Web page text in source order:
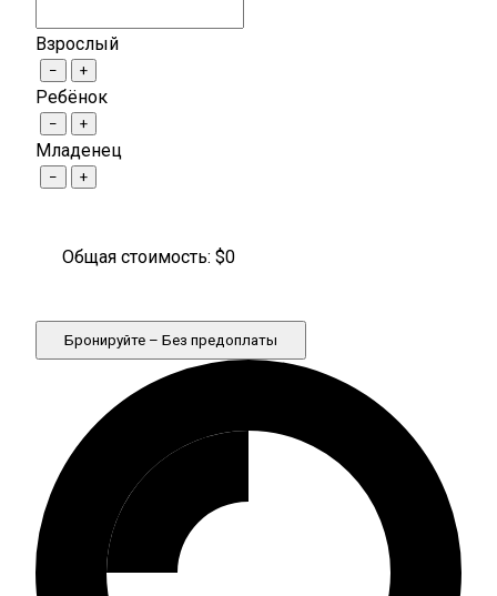
Взрослый
− +
Ребёнок
− +
Младенец
− +
Общая стоимость: $0
Бронируйте – Без предоплаты